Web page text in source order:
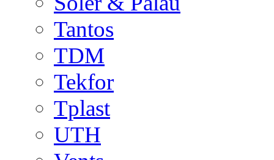
Tantos
TDM
Tekfor
Tplast
UTH